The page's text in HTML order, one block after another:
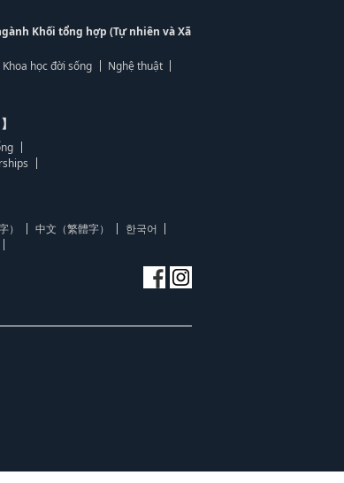
Khối tổng hợp (Tự nhiên và Xã
Khoa học đời sống
Nghệ thuật
） 中文（繁體字）
한국어